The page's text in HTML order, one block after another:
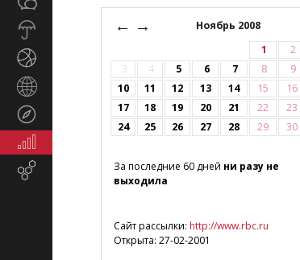
маркетинг
← Ноябрь 2008
→
1
2
3
4 5 6 7 8
9
10
11 12 13 14 15
16
17
18 19 20 21 22
23
24
25 26 27 28 29 30
За последние 60 дней ни разу не
выходила
Сайт рассылки: http://www.rbc.ru
Открыта: 27-02-2001